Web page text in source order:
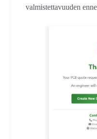
valmistettavuuden